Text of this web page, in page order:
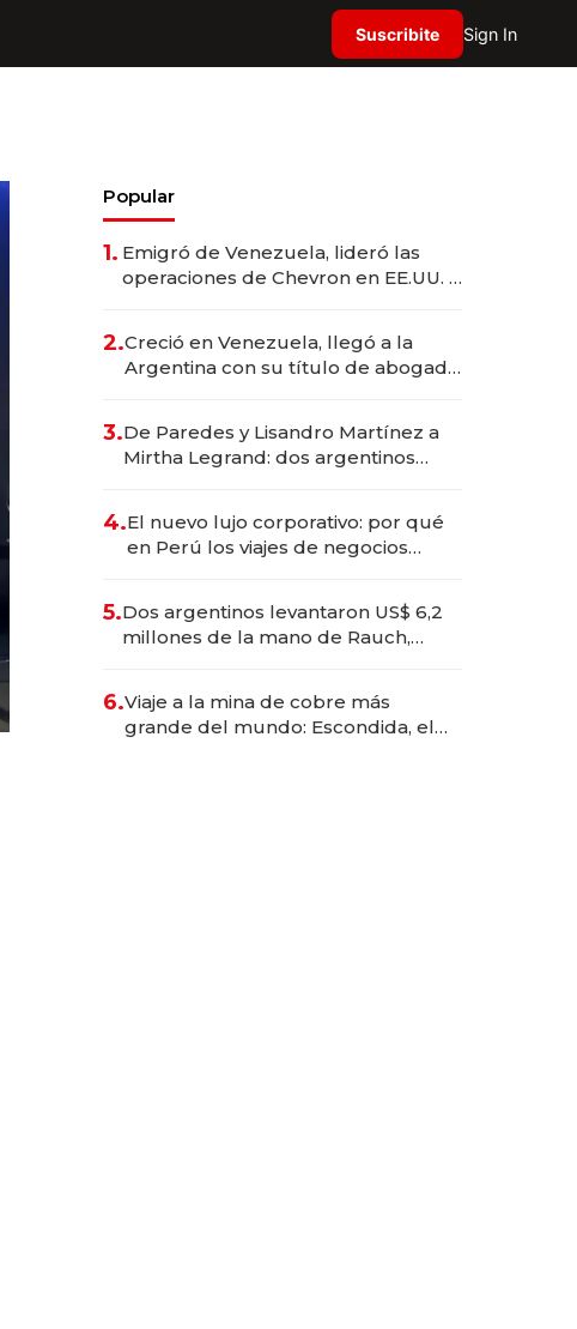
Suscribite Sign In
Popular
1. Emigró de Venezuela, lideró las
operaciones de Chevron en EE.UU. y
2.Creció en Venezuela, llegó a la
Argentina con su título de abogado
marcas "fast premium"
3.De Paredes y Lisandro Martínez a
Mirtha Legrand: dos argentinos
4.El nuevo lujo corporativo: por qué
en Perú los viajes de negocios
transformadoras
5.Dos argentinos levantaron US$ 6,2
millones de la mano de Rauch,
6.Viaje a la mina de cobre más
grande del mundo: Escondida, el